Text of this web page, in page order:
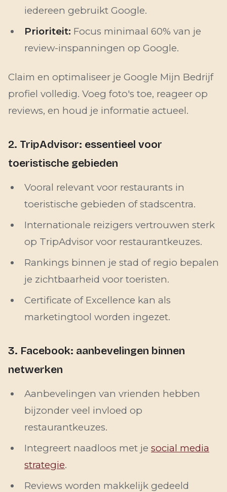
iedereen gebruikt Google.
Prioriteit: Focus minimaal 60% van je
review-inspanningen op Google.
Claim en optimaliseer je Google Mijn Bedrijf
profiel volledig. Voeg foto's toe, reageer op
reviews, en houd je informatie actueel.
2. TripAdvisor: essentieel voor
toeristische gebieden
Vooral relevant voor restaurants in
toeristische gebieden of stadscentra.
Internationale reizigers vertrouwen sterk
op TripAdvisor voor restaurantkeuzes.
Rankings binnen je stad of regio bepalen
je zichtbaarheid voor toeristen.
Certificate of Excellence kan als
marketingtool worden ingezet.
3. Facebook: aanbevelingen binnen
netwerken
Aanbevelingen van vrienden hebben
bijzonder veel invloed op
restaurantkeuzes.
Integreert naadloos met je social media
strategie.
Reviews worden makkelijk gedeeld